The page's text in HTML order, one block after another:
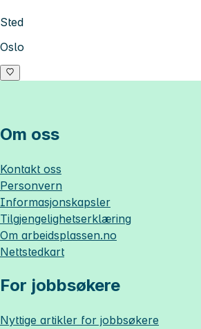
Sted
Oslo
Om oss
Kontakt oss
Personvern
Informasjonskapsler
Tilgjengelighetserklæring
Om arbeidsplassen.no
Nettstedkart
For jobbsøkere
Nyttige artikler for jobbsøkere